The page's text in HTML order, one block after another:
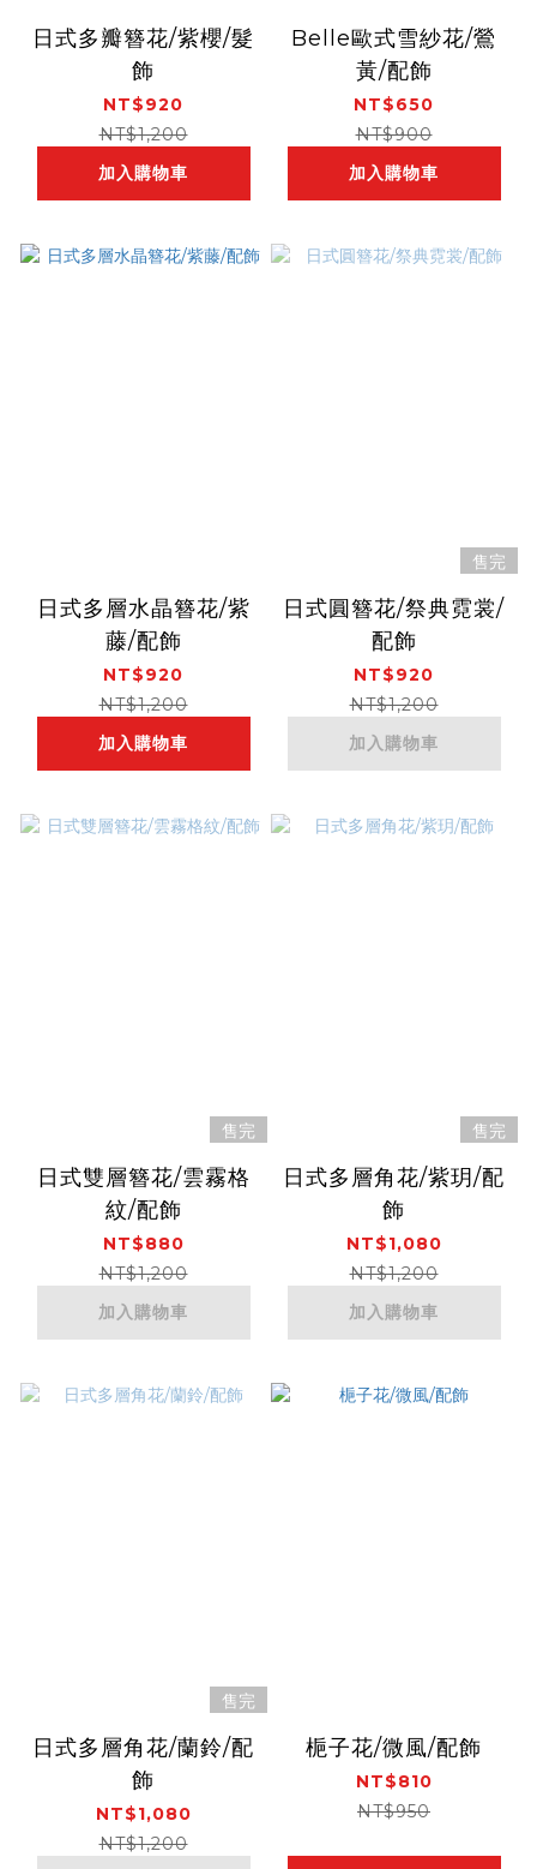
日式多瓣簪花/紫櫻/髮
飾
NT$920
NT$1,200
加入購物車
Belle歐式雪紗花/鶯
黃/配飾
NT$650
NT$900
加入購物車
日式多層水晶簪花/紫
藤/配飾
NT$920
NT$1,200
加入購物車
售完
日式圓簪花/祭典霓裳/
配飾
NT$920
NT$1,200
加入購物車
售完
日式雙層簪花/雲霧格
紋/配飾
NT$880
NT$1,200
加入購物車
售完
日式多層角花/紫玥/配
飾
NT$1,080
NT$1,200
加入購物車
售完
日式多層角花/蘭鈴/配
飾
NT$1,080
NT$1,200
梔子花/微風/配飾
NT$810
NT$950